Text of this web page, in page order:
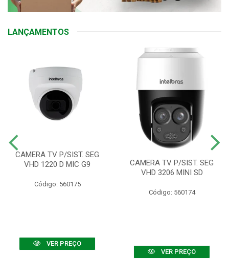
LANÇAMENTOS
CAMERA TV P/SIST. SEG
VHD 1220 D MIC G9
Código: 560175
VER PREÇO
CAMERA TV P/SIST. SEG
VHD 3206 MINI SD
Código: 560174
VER PREÇO